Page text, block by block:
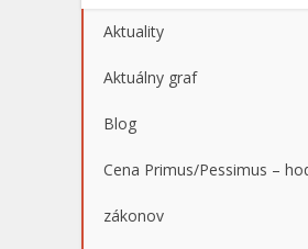
Aktuality
Aktuálny graf
Blog
Cena Primus/Pessimus –
zákonov